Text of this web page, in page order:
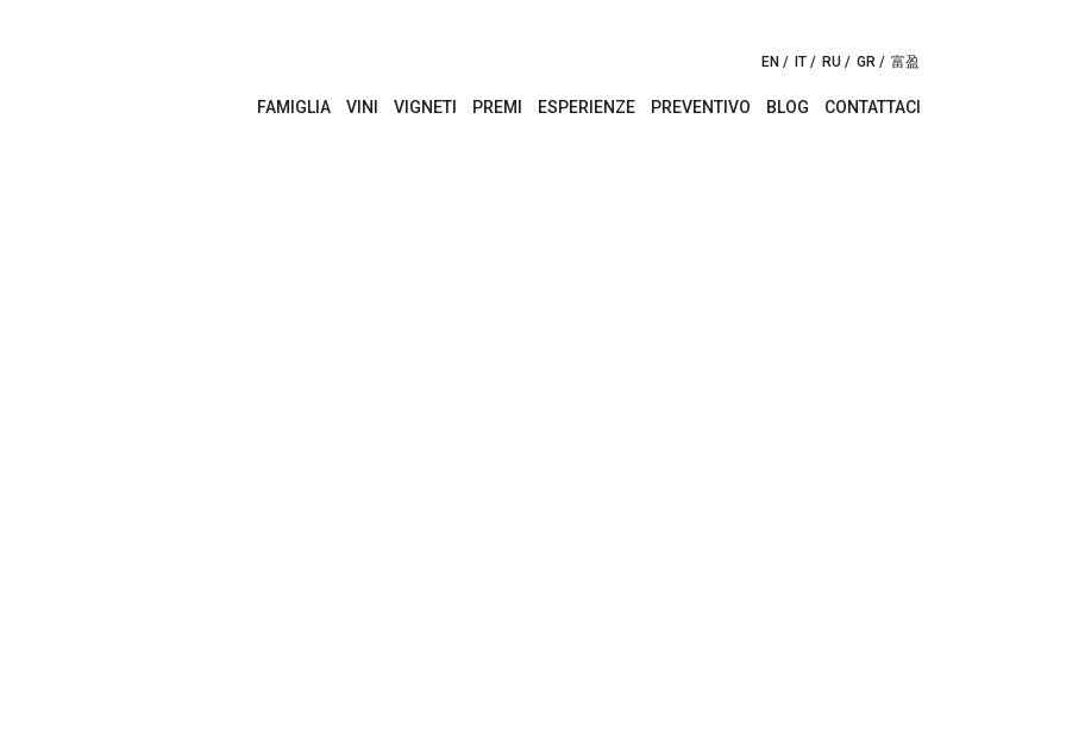
EN IT RU GR 富盈
FAMIGLIA VINI VIGNETI PREMI ESPERIENZE PREVENTIVO BLOG CONTATTACI